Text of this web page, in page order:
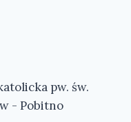
pw. św.
- Pobitno